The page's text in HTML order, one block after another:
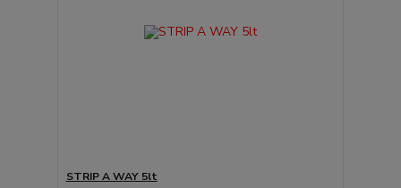
STRIP A WAY 5lt